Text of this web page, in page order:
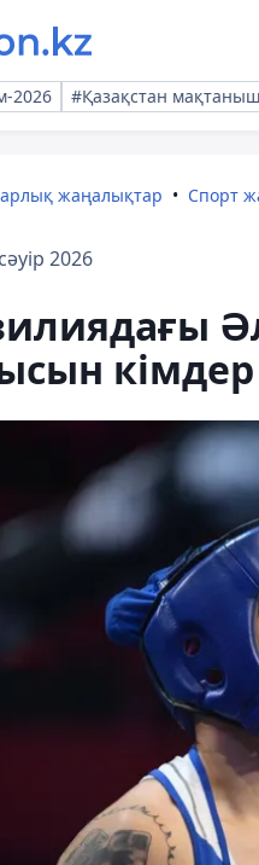
2026 #Қазақстан
жаңалықтар Спорт
2026